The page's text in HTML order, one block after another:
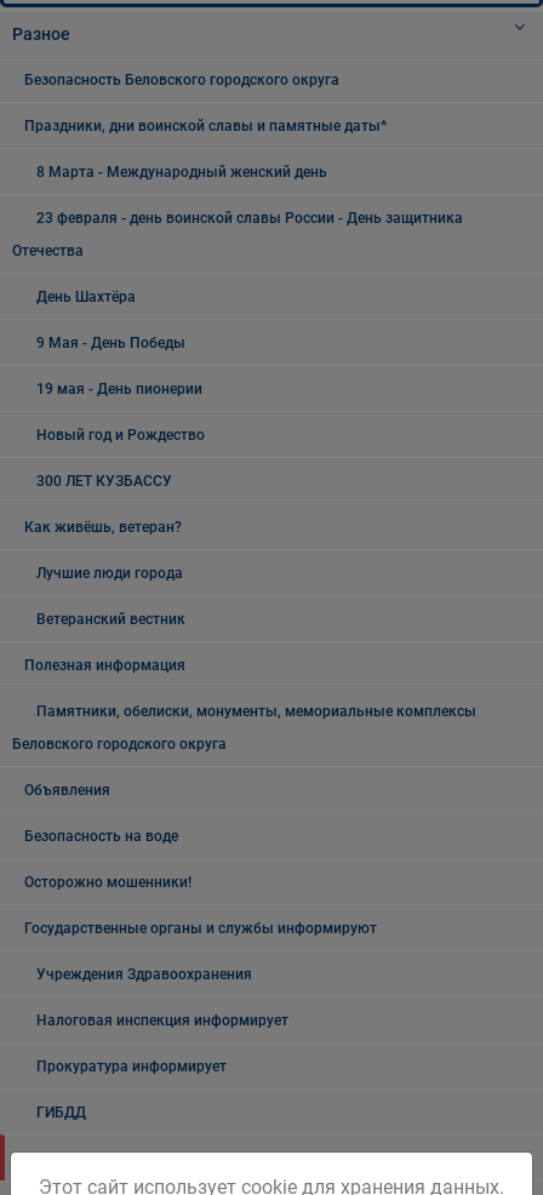
Разное
Безопасность Беловского городского округа
Праздники, дни воинской славы и памятные даты*
8 Марта - Международный женский день
23 февраля - день воинской славы России - День защитника
Отечества
День Шахтёра
9 Мая - День Победы
19 мая - День пионерии
Новый год и Рождество
300 ЛЕТ КУЗБАССУ
Как живёшь, ветеран?
Лучшие люди города
Ветеранский вестник
Полезная информация
Памятники, обелиски, монументы, мемориальные комплексы
Беловского городского округа
Объявления
Безопасность на воде
Осторожно мошенники!
Государственные органы и службы информируют
Учреждения Здравоохранения
Налоговая инспекция информирует
Прокуратура информирует
ГИБДД
Полиция
Этот сайт использует cookie для хранения данных.